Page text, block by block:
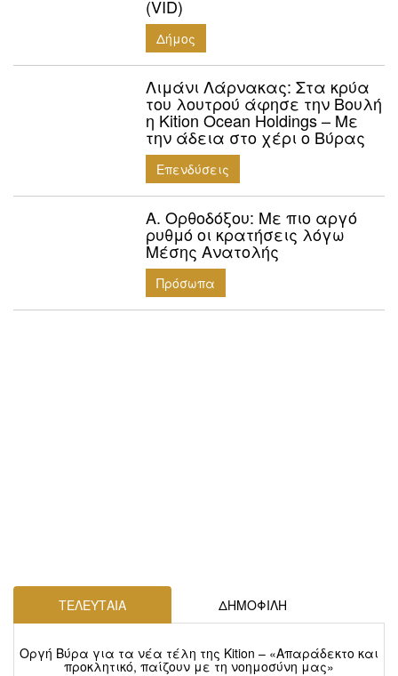
(VID)
Δήμος
Λιμάνι Λάρνακας: Στα κρύα
του λουτρού άφησε την Βουλή
η Kition Ocean Holdings – Με
την άδεια στο χέρι ο Βύρας
Επενδύσεις
Α. Ορθοδόξου: Mε πιο αργό
ρυθμό οι κρατήσεις λόγω
Μέσης Ανατολής
Πρόσωπα
ΤΕΛΕΥΤΑΙΑ ΔΗΜΟΦΙΛΗ
Οργή Βύρα για τα νέα τέλη της Kition – «Απαράδεκτο και
προκλητικό, παίζουν με τη νοημοσύνη μας»